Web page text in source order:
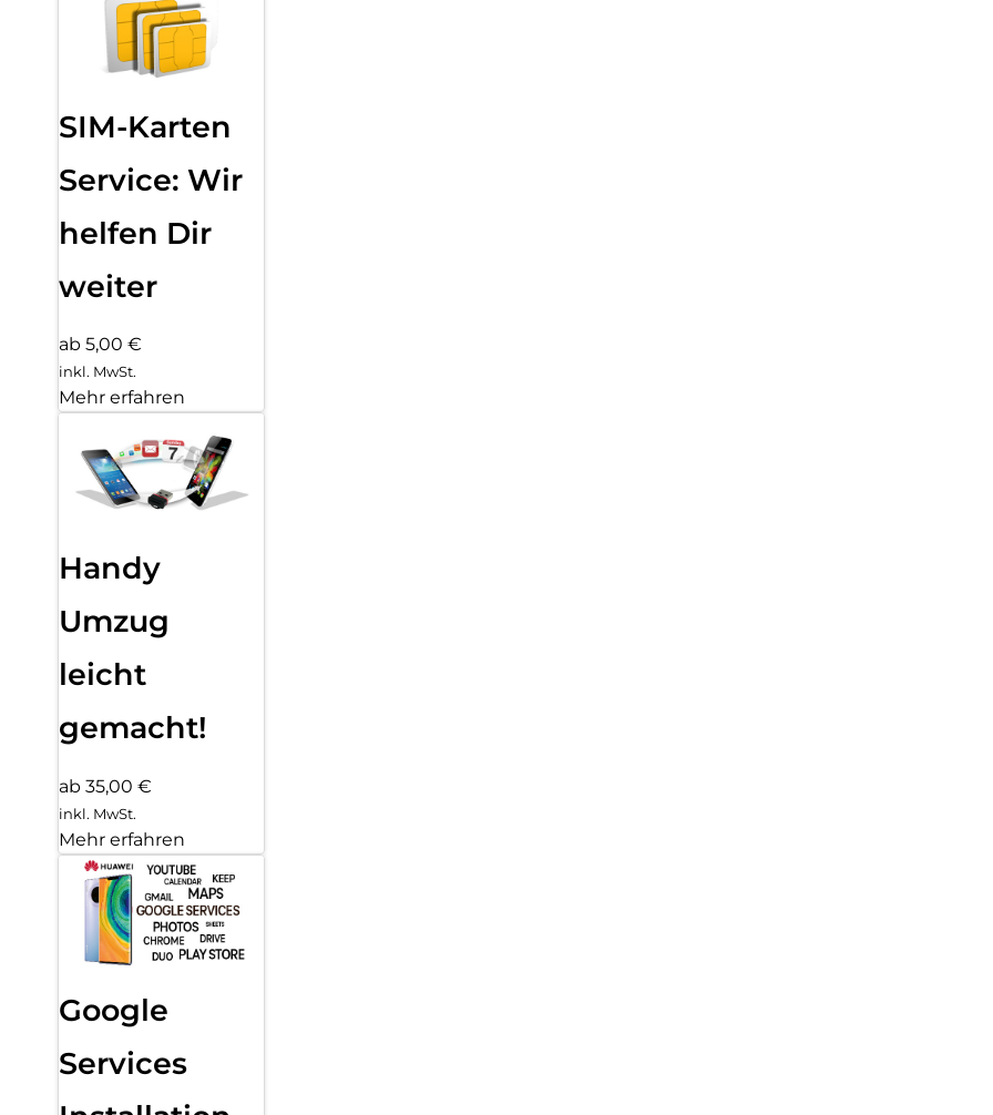
SIM-Karten
Service: Wir
helfen Dir
weiter
ab 5,00 €
inkl. MwSt.
Mehr erfahren
Handy
Umzug
leicht
gemacht!
ab 35,00 €
inkl. MwSt.
Mehr erfahren
Google
Services